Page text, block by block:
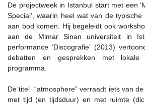
De projectweek in Istanbul start met een
Special’, waarin heel wat van de
aan bod komen. Hij begeleidt ook
aan de Mimar Sinan universiteit in
performance ‘Discografie’ (2013)
debatten en gesprekken met
programma.
De titel “atmosphere” verraadt iets van
met tijd (en tijdsduur) en met ruimte